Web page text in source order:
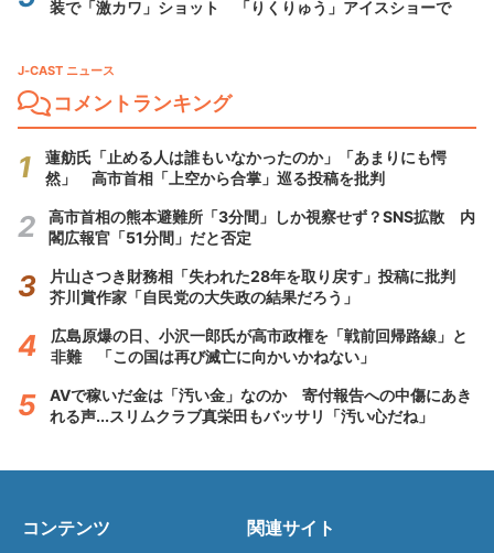
装で「激カワ」ショット 「りくりゅう」アイスショーで
J-CAST ニュース
コメントランキング
蓮舫氏「止める人は誰もいなかったのか」「あまりにも愕
然」 高市首相「上空から合掌」巡る投稿を批判
高市首相の熊本避難所「3分間」しか視察せず？SNS拡散 内
閣広報官「51分間」だと否定
片山さつき財務相「失われた28年を取り戻す」投稿に批判
芥川賞作家「自民党の大失政の結果だろう」
広島原爆の日、小沢一郎氏が高市政権を「戦前回帰路線」と
非難 「この国は再び滅亡に向かいかねない」
AVで稼いだ金は「汚い金」なのか 寄付報告への中傷にあき
れる声...スリムクラブ真栄田もバッサリ「汚い心だね」
コンテンツ 関連サイト